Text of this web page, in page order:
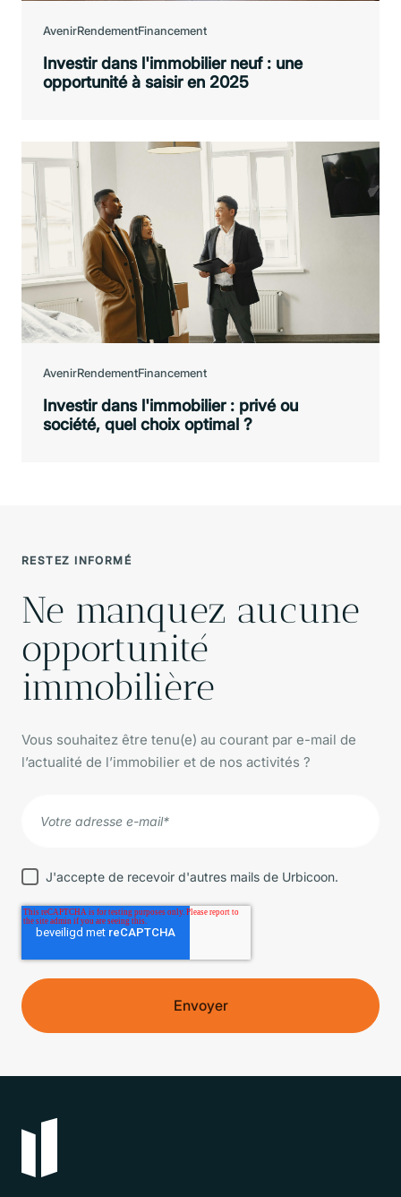
AvenirRendementFinancement
Investir dans l'immobilier neuf : une
opportunité à saisir en 2025
AvenirRendementFinancement
Investir dans l'immobilier : privé ou
société, quel choix optimal ?
RESTEZ INFORMÉ
Ne manquez aucune
opportunité
immobilière
Vous souhaitez être tenu(e) au courant par e-mail de
l’actualité de l’immobilier et de nos activités ?
J'accepte de recevoir d'autres mails de Urbicoon.